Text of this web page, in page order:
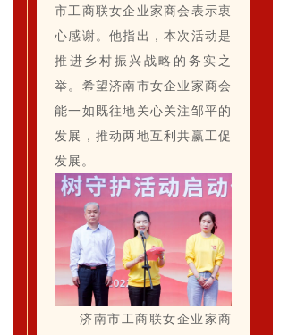
市工商联女企业家商会表示衷
心感谢。他指出，本次活动是
推进乡村振兴战略的务实之
举。希望济南市女企业家商会
能一如既往地关心关注邹平的
发展，推动两地互利共赢工促
发展。
济南市工商联女企业家商